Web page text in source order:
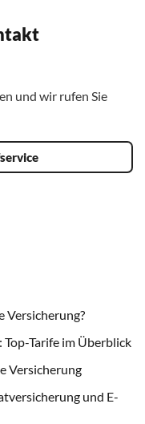
und wir rufen Sie
Versicherung?
Top-Tarife im Überblick
Versicherung
und E-